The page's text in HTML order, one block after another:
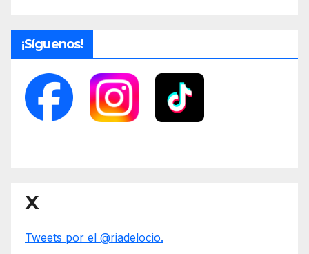
¡Síguenos!
X
Tweets por el @riadelocio.